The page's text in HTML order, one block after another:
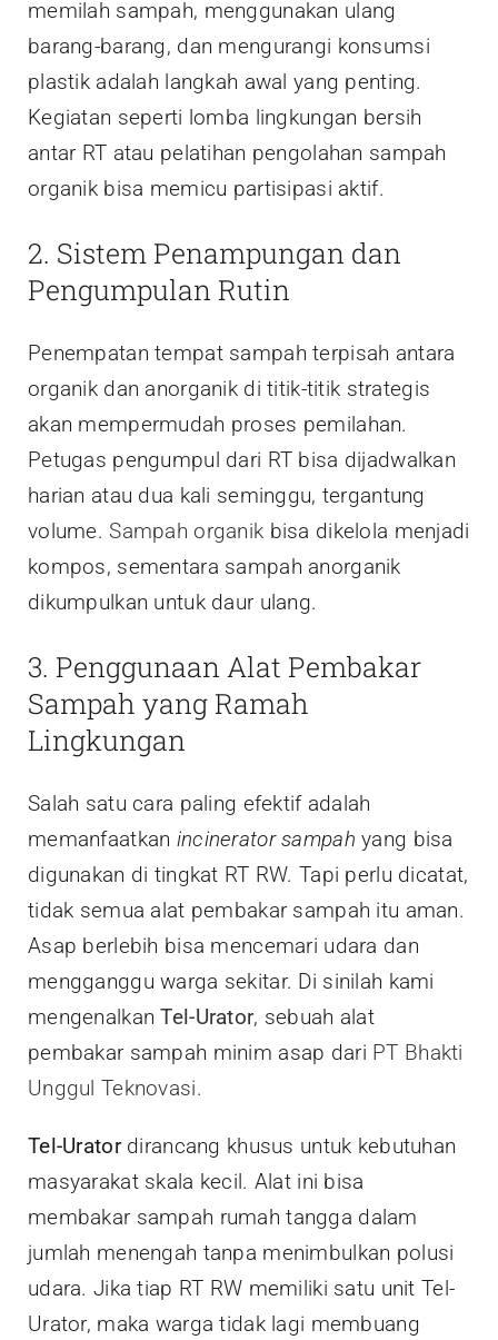
memilah sampah, menggunakan ulang
barang-barang, dan mengurangi konsumsi
plastik adalah langkah awal yang penting.
Kegiatan seperti lomba lingkungan bersih
antar RT atau pelatihan pengolahan sampah
organik bisa memicu partisipasi aktif.
2. Sistem Penampungan dan
Pengumpulan Rutin
Penempatan tempat sampah terpisah antara
organik dan anorganik di titik-titik strategis
akan mempermudah proses pemilahan.
Petugas pengumpul dari RT bisa dijadwalkan
harian atau dua kali seminggu, tergantung
volume.Sampah organik bisa dikelola menjadi
kompos, sementara sampah anorganik
dikumpulkan untuk daur ulang.
3. Penggunaan Alat Pembakar
Sampah yang Ramah
Lingkungan
Salah satu cara paling efektif adalah
memanfaatkan incinerator sampah yang bisa
digunakan di tingkat RT RW. Tapi perlu dicatat,
tidak semua alat pembakar sampah itu aman.
Asap berlebih bisa mencemari udara dan
mengganggu warga sekitar. Di sinilah kami
mengenalkanTel-Urator, sebuah alat
pembakar sampah minim asap dari PT Bhakti
Unggul Teknovasi.
Tel-Uratordirancang khusus untuk kebutuhan
masyarakat skala kecil. Alat ini bisa
membakar sampah rumah tangga dalam
jumlah menengah tanpa menimbulkan polusi
udara. Jika tiap RT RW memiliki satu unit Tel-
Urator, maka warga tidak lagi membuang